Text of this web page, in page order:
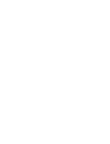
他社比較の上、貴店購入を